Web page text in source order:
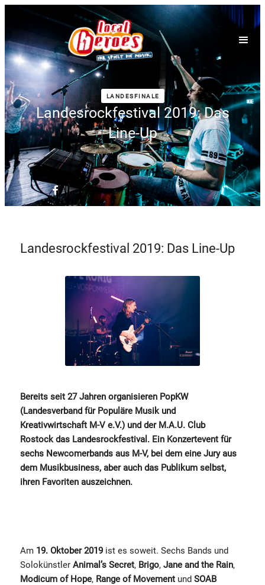
LANDESFINALE
Landesrockfestival 2019: Das
Line-Up
Landesrockfestival 2019: Das Line-Up
Bereits seit 27 Jahren organisieren PopKW
(Landesverband für Populäre Musik und
Kreativwirtschaft M-V e.V.) und der M.A.U. Club
Rostock das Landesrockfestival. Ein Konzertevent für
sechs Newcomerbands aus M-V, bei dem eine Jury aus
dem Musikbusiness, aber auch das Publikum selbst,
ihren Favoriten auszeichnen.
Am 19. Oktober 2019 ist es soweit. Sechs Bands und
Solokünstler Animal’s Secret, Brigo, Jane and the Rain,
Modicum of Hope, Range of Movement und SOAB